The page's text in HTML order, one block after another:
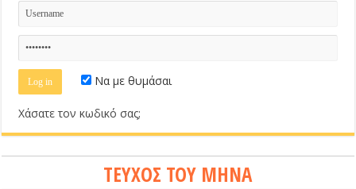
Να με θυμάσαι
Χάσατε τον κωδικό σας;
ΤΕΥΧΟΣ ΤΟΥ ΜΗΝΑ